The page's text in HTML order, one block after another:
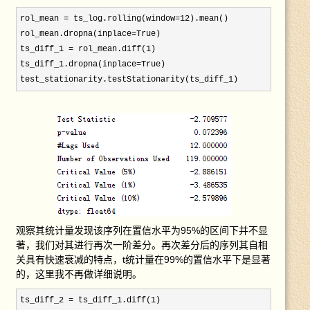
rol_mean = ts_log.rolling(window=12 ).mean()
rol_mean.dropna(inplace=True)
ts_diff_1 = rol_mean.diff(1 )
ts_diff_1.dropna(inplace=True)
test_stationarity.testStationarity(ts_diff_1)
观察其统计量发现该序列在置信水平为95%的区间下并不显
著，我们对其进行再次一阶差分。再次差分后的序列其自相
关具有快速衰减的特点，t统计量在99%的置信水平下是显著
的，这里我不再做详细说明。
ts_diff_2 = ts_diff_1.diff(1 )